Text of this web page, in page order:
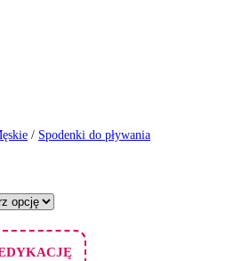
/ Spodenki do pływania